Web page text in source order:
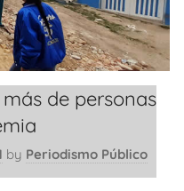
de personas
by Periodismo Público